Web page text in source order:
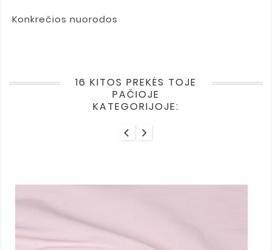
Konkrečios nuorodos
16 KITOS PREKĖS TOJE
PAČIOJE
KATEGORIJOJE: